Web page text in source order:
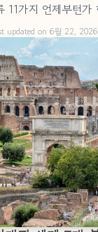
11가지 언제부턴가
updated on 6월 22, 2026